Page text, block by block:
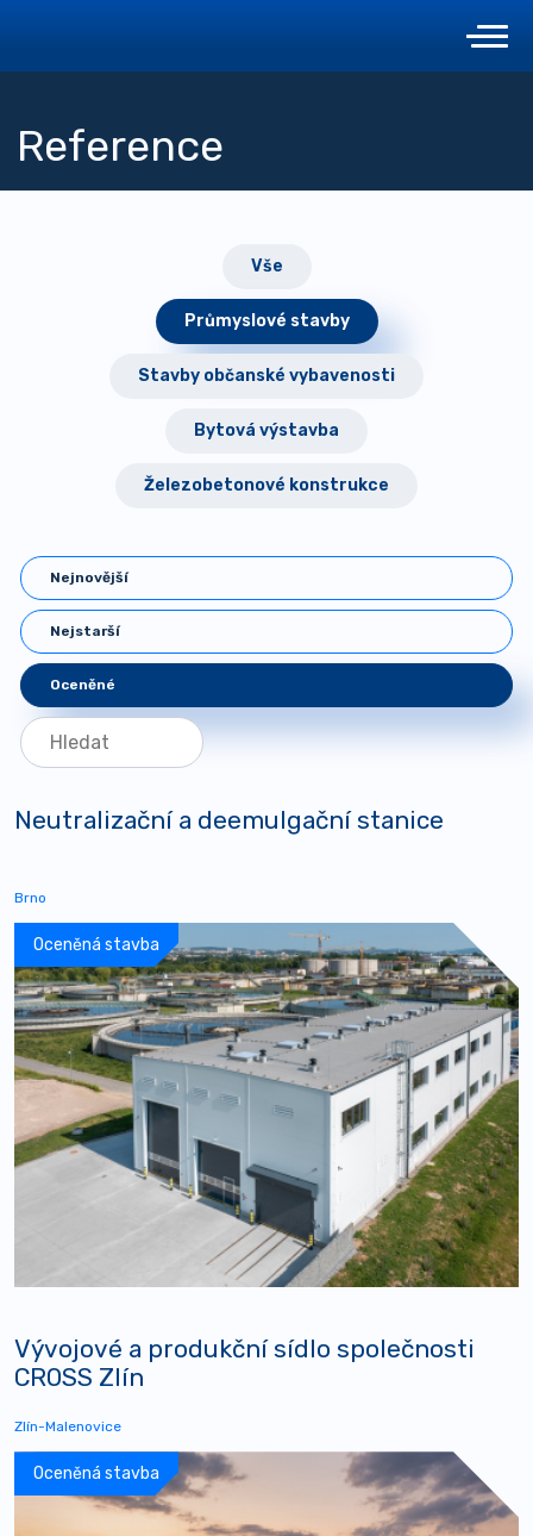
Reference
Vše
Průmyslové stavby
Stavby občanské vybavenosti
Bytová výstavba
Železobetonové konstrukce
Nejnovější
Nejstarší
Oceněné
Neutralizační a deemulgační stanice
Brno
Oceněná stavba
Vývojové a produkční sídlo společnosti
CROSS Zlín
Zlín-Malenovice
Oceněná stavba